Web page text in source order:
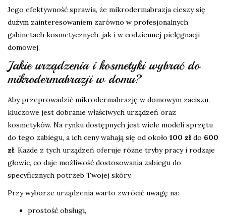
Jego efektywność sprawia, że mikrodermabrazja cieszy się
dużym zainteresowaniem zarówno w profesjonalnych
gabinetach kosmetycznych, jak i w codziennej pielęgnacji
domowej.
Jakie urządzenia i kosmetyki wybrać do
mikrodermabrazji w domu?
Aby przeprowadzić mikrodermabrazję w domowym zaciszu,
kluczowe jest dobranie właściwych urządzeń oraz
kosmetyków. Na rynku dostępnych jest wiele modeli sprzętu
do tego zabiegu, a ich ceny wahają się od około 100 zł do 600
zł. Każde z tych urządzeń oferuje różne tryby pracy i rodzaje
głowic, co daje możliwość dostosowania zabiegu do
specyficznych potrzeb Twojej skóry.
Przy wyborze urządzenia warto zwrócić uwagę na:
prostość obsługi,